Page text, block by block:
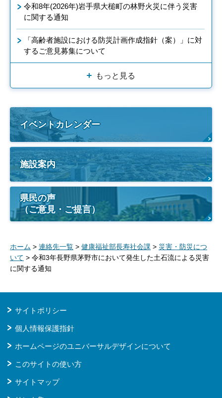
令和8年(2026年)岩手県大槌町の林野火災に伴う災害
に関する通知
「高齢者施設における防災計画作成指針（案）」に対
するご意見募集について
もっと見る
イベントカレンダー
施設案内
県民の声
（ご意見・ご提言）
ホーム > 連絡先一覧 > 健康福祉部長寿社会課 > 災害・防災につ
いて > 令和3年長野県茅野市において発生した土石流による災害
に関する通知
サイトポリシー
個人情報保護指針
ホームページのユニバーサルデザインについて
このサイトの使い方
サイトマップ